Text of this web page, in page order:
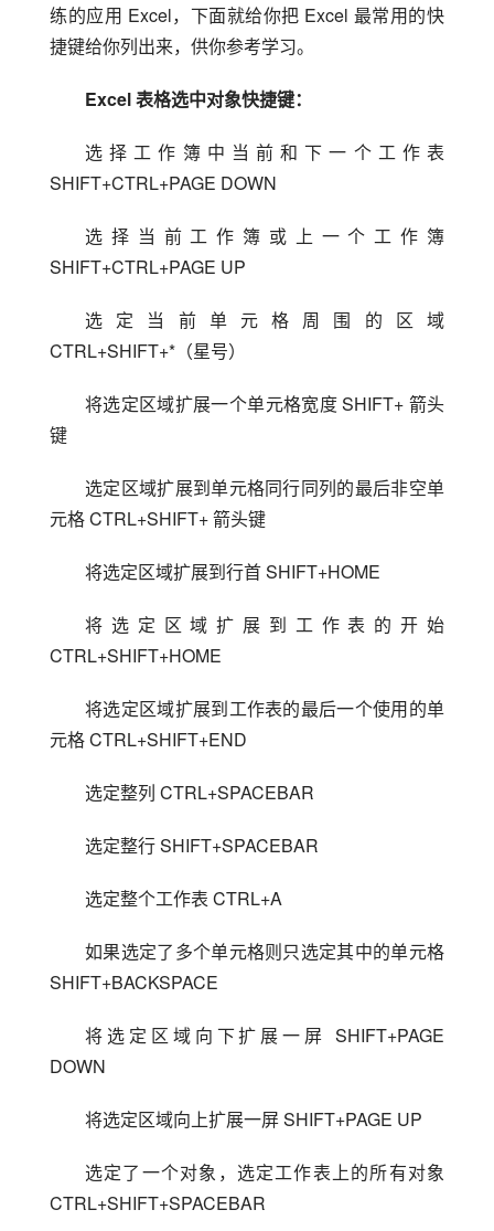
练的应用 Excel，下面就给你把 Excel 最常用的快
捷键给你列出来，供你参考学习。
Excel 表格选中对象快捷键：
选择工作簿中当前和下一个工作表
SHIFT+CTRL+PAGE DOWN
选择当前工作簿或上一个工作簿
SHIFT+CTRL+PAGE UP
选定当前单元格周围的区域
CTRL+SHIFT+*（星号）
将选定区域扩展一个单元格宽度 SHIFT+ 箭头
键
选定区域扩展到单元格同行同列的最后非空单
元格 CTRL+SHIFT+ 箭头键
将选定区域扩展到行首 SHIFT+HOME
将选定区域扩展到工作表的开始
CTRL+SHIFT+HOME
将选定区域扩展到工作表的最后一个使用的单
元格 CTRL+SHIFT+END
选定整列 CTRL+SPACEBAR
选定整行 SHIFT+SPACEBAR
选定整个工作表 CTRL+A
如果选定了多个单元格则只选定其中的单元格
SHIFT+BACKSPACE
将选定区域向下扩展一屏 SHIFT+PAGE
DOWN
将选定区域向上扩展一屏 SHIFT+PAGE UP
选定了一个对象，选定工作表上的所有对象
CTRL+SHIFT+SPACEBAR